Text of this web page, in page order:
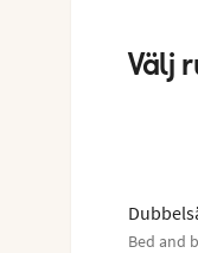
Välj
Bed and